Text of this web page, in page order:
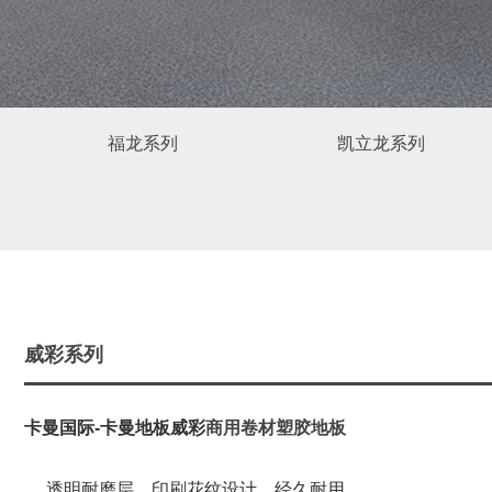
福龙系列 凯立龙系列
威彩系列
卡曼国际-卡曼地板威彩商用卷材塑胶地板